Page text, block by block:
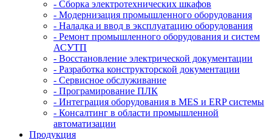
- Сборка электротехнических шкафов
- Модернизация промышленного оборудования
- Наладка и ввод в эксплуатацию оборудования
- Ремонт промышленного оборудования и систем
АСУТП
- Восстановление электрической документации
- Разработка конструкторской документации
- Сервисное обслуживание
- Програмирование ПЛК
- Интеграция оборудования в MES и ERP системы
- Консалтинг в области промышленной
автоматизации
Продукция